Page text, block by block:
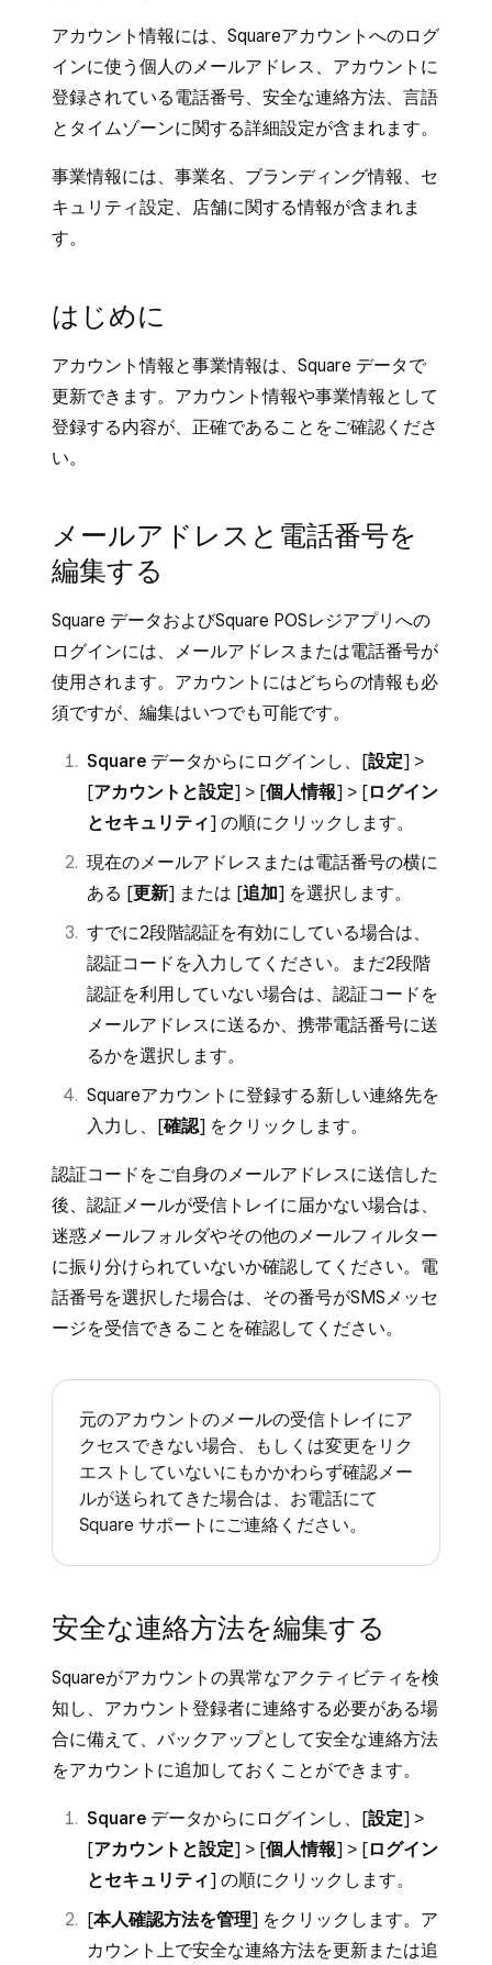
アカウント情報には、Squareアカウントへのログ
インに使う個人のメールアドレス、アカウントに
登録されている電話番号、安全な連絡方法、言語
とタイムゾーンに関する詳細設定が含まれます。
事業情報には、事業名、ブランディング情報、セ
キュリティ設定、店舗に関する情報が含まれま
す。
はじめに
アカウント情報と事業情報は、Square データで
更新できます。アカウント情報や事業情報として
登録する内容が、正確であることをご確認くださ
い。
メールアドレスと電話番号を
編集する
Square データおよびSquare POSレジアプリへの
ログインには、メールアドレスまたは電話番号が
使用されます。アカウントにはどちらの情報も必
須ですが、編集はいつでも可能です。
Square データからにログインし、[設定] >
[アカウントと設定] > [個人情報] > [ログイン
とセキュリティ] の順にクリックします。
現在のメールアドレスまたは電話番号の横に
ある [更新] または [追加] を選択します。
すでに2段階認証を有効にしている場合は、
認証コードを入力してください。まだ2段階
認証を利用していない場合は、認証コードを
メールアドレスに送るか、携帯電話番号に送
るかを選択します。
Squareアカウントに登録する新しい連絡先を
入力し、[確認] をクリックします。
認証コードをご自身のメールアドレスに送信した
後、認証メールが受信トレイに届かない場合は、
迷惑メールフォルダやその他のメールフィルター
に振り分けられていないか確認してください。電
話番号を選択した場合は、その番号がSMSメッセ
ージを受信できることを確認してください。
元のアカウントのメールの受信トレイにア
クセスできない場合、もしくは変更をリク
エストしていないにもかかわらず確認メー
ルが送られてきた場合は、お電話にて
Square サポートにご連絡ください。
安全な連絡方法を編集する
Squareがアカウントの異常なアクティビティを検
知し、アカウント登録者に連絡する必要がある場
合に備えて、バックアップとして安全な連絡方法
をアカウントに追加しておくことができます。
Square データからにログインし、[設定] >
[アカウントと設定] > [個人情報] > [ログイン
とセキュリティ] の順にクリックします。
[本人確認方法を管理] をクリックします。ア
カウント上で安全な連絡方法を更新または追